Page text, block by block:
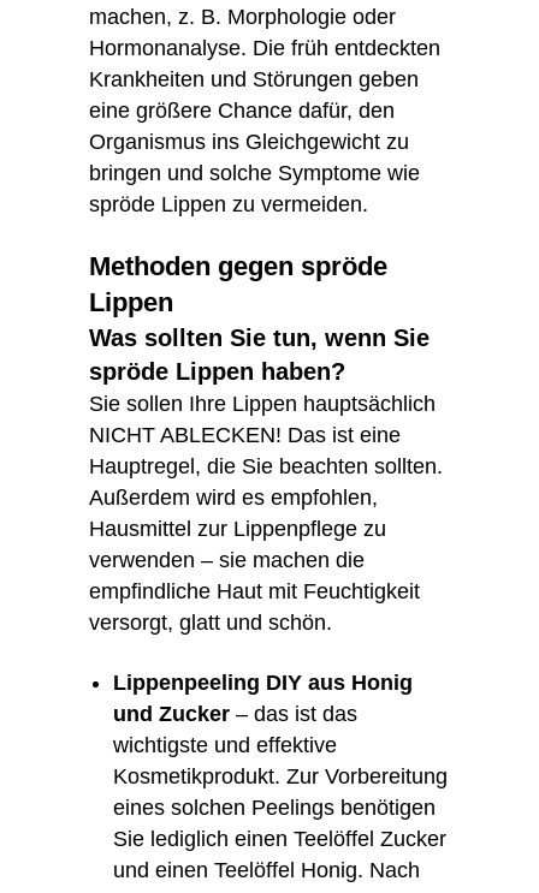
machen, z. B. Morphologie oder
Hormonanalyse. Die früh entdeckten
Krankheiten und Störungen geben
eine größere Chance dafür, den
Organismus ins Gleichgewicht zu
bringen und solche Symptome wie
spröde Lippen zu vermeiden.
Methoden gegen spröde
Lippen
Was sollten Sie tun, wenn Sie
spröde Lippen haben?
Sie sollen Ihre Lippen hauptsächlich
NICHT ABLECKEN! Das ist eine
Hauptregel, die Sie beachten sollten.
Außerdem wird es empfohlen,
Hausmittel zur Lippenpflege zu
verwenden – sie machen die
empfindliche Haut mit Feuchtigkeit
versorgt, glatt und schön.
Lippenpeeling DIY aus Honig
und Zucker – das ist das
wichtigste und effektive
Kosmetikprodukt. Zur Vorbereitung
eines solchen Peelings benötigen
Sie lediglich einen Teelöffel Zucker
und einen Teelöffel Honig. Nach